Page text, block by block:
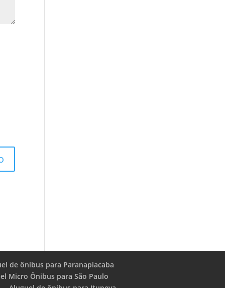
de ônibus para Paranapiacaba
Micro Ônibus para São Paulo